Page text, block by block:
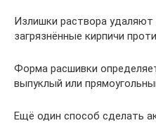
Излишки раствора
загрязнённые кирпичи
Форма расшивки
выпуклый или
Ещё один способ сделать